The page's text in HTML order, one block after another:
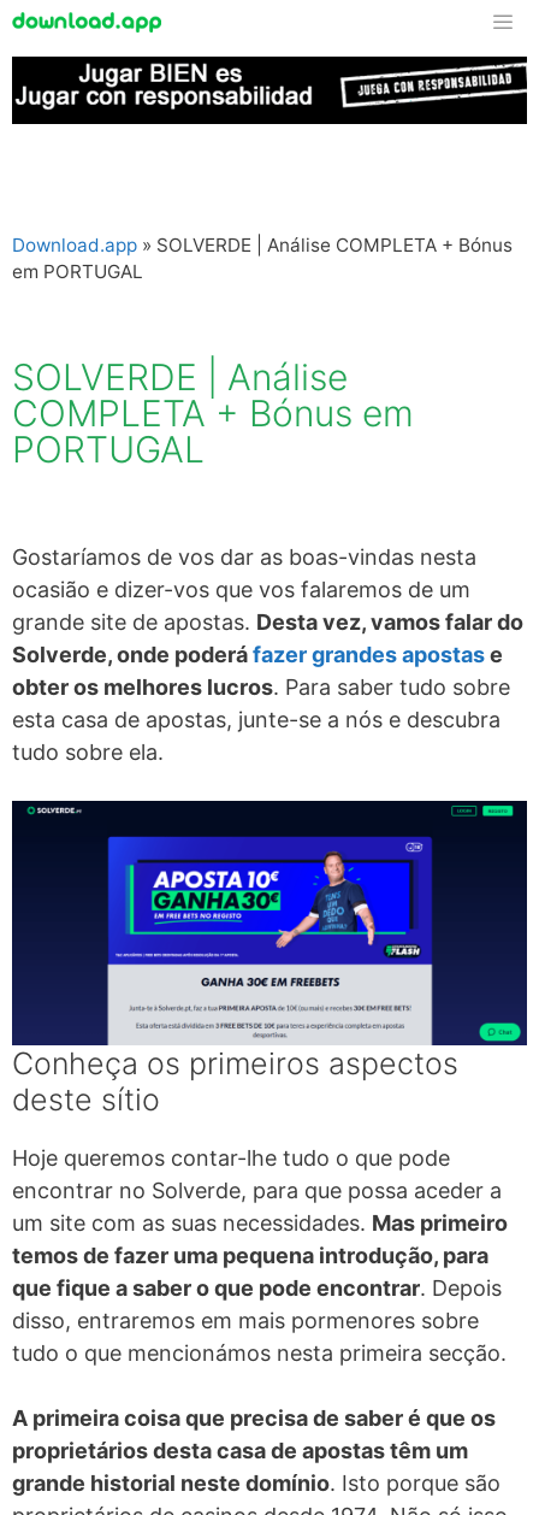
Download.app » SOLVERDE | Análise COMPLETA + Bónus
em PORTUGAL
SOLVERDE | Análise
COMPLETA + Bónus em
PORTUGAL
Gostaríamos de vos dar as boas-vindas nesta
ocasião e dizer-vos que vos falaremos de um
grande site de apostas. Desta vez, vamos falar do
Solverde, onde poderáfazer grandes apostase
obter os melhores lucros. Para saber tudo sobre
esta casa de apostas, junte-se a nós e descubra
tudo sobre ela.
Conheça os primeiros aspectos
deste sítio
Hoje queremos contar-lhe tudo o que pode
encontrar no Solverde, para que possa aceder a
um site com as suas necessidades. Mas primeiro
temos de fazer uma pequena introdução, para
que fique a saber o que pode encontrar. Depois
disso, entraremos em mais pormenores sobre
tudo o que mencionámos nesta primeira secção.
A primeira coisa que precisa de saber é que os
proprietários desta casa de apostas têm um
grande historial neste domínio. Isto porque são